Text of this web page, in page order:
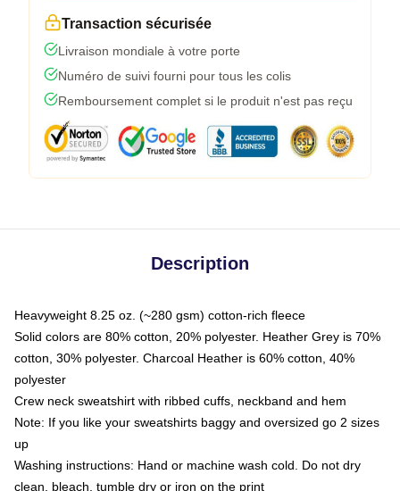
Transaction sécurisée
Livraison mondiale à votre porte
Numéro de suivi fourni pour tous les colis
Remboursement complet si le produit n'est pas reçu
Description
Heavyweight 8.25 oz. (~280 gsm) cotton-rich fleece
Solid colors are 80% cotton, 20% polyester. Heather Grey is 70%
cotton, 30% polyester. Charcoal Heather is 60% cotton, 40%
polyester
Crew neck sweatshirt with ribbed cuffs, neckband and hem
Note: If you like your sweatshirts baggy and oversized go 2 sizes
up
Washing instructions: Hand or machine wash cold. Do not dry
clean, bleach, tumble dry or iron on the print